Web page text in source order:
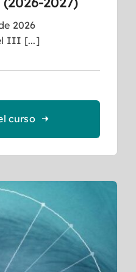
2026
comenzamos el Nivel III [...]
curso